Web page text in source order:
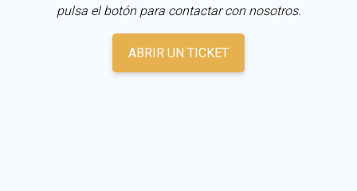
pulsa el botón para contactar con nosotros.
ABRIR UN TICKET